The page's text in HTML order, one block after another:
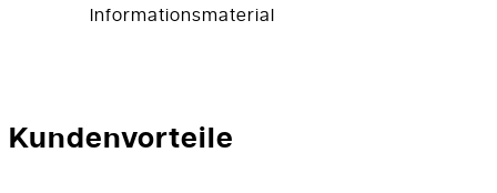
Informationsmaterial
Kundenvorteile